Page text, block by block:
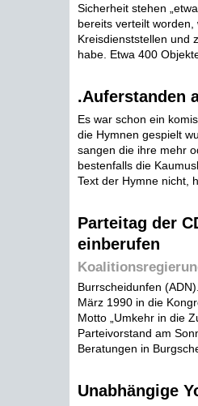
Sicherheit stehen
bereits verteilt
Kreisdienststellen und
habe. Etwa 400
.Auferstanden
Es war schon ein
die Hymnen gespielt
sangen die ihre mehr
bestenfalls die
Text der Hymne nicht,
Parteitag der
einberufen
Burrscheidunfen
März 1990 in die
Motto „Umkehr in die
Parteivorstand am
Beratungen in
Unabhängige